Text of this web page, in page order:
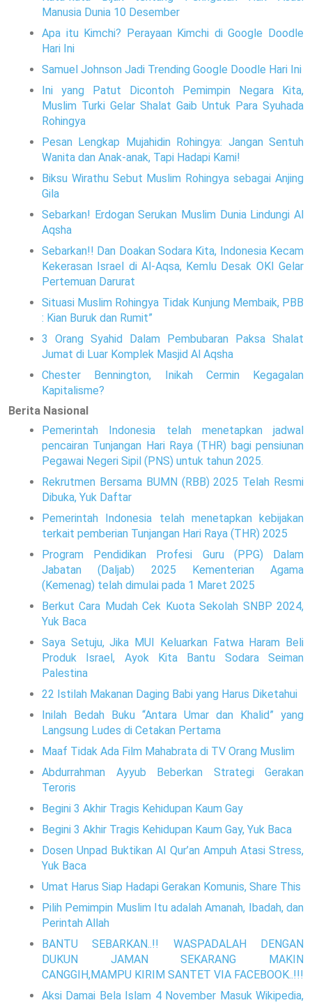
Manusia Dunia 10 Desember
Apa itu Kimchi? Perayaan Kimchi di Google Doodle
Hari Ini
Samuel Johnson Jadi Trending Google Doodle Hari Ini
Ini yang Patut Dicontoh Pemimpin Negara Kita,
Muslim Turki Gelar Shalat Gaib Untuk Para Syuhada
Rohingya
Pesan Lengkap Mujahidin Rohingya: Jangan Sentuh
Wanita dan Anak-anak, Tapi Hadapi Kami!
Biksu Wirathu Sebut Muslim Rohingya sebagai Anjing
Gila
Sebarkan! Erdogan Serukan Muslim Dunia Lindungi Al
Aqsha
Sebarkan!! Dan Doakan Sodara Kita, Indonesia Kecam
Kekerasan Israel di Al-Aqsa, Kemlu Desak OKI Gelar
Pertemuan Darurat
Situasi Muslim Rohingya Tidak Kunjung Membaik, PBB
: Kian Buruk dan Rumit”
3 Orang Syahid Dalam Pembubaran Paksa Shalat
Jumat di Luar Komplek Masjid Al Aqsha
Chester Bennington, Inikah Cermin Kegagalan
Kapitalisme?
Berita Nasional
Pemerintah Indonesia telah menetapkan jadwal
pencairan Tunjangan Hari Raya (THR) bagi pensiunan
Pegawai Negeri Sipil (PNS) untuk tahun 2025.
Rekrutmen Bersama BUMN (RBB) 2025 Telah Resmi
Dibuka, Yuk Daftar
Pemerintah Indonesia telah menetapkan kebijakan
terkait pemberian Tunjangan Hari Raya (THR) 2025
Program Pendidikan Profesi Guru (PPG) Dalam
Jabatan (Daljab) 2025 Kementerian Agama
(Kemenag) telah dimulai pada 1 Maret 2025
Berkut Cara Mudah Cek Kuota Sekolah SNBP 2024,
Yuk Baca
Saya Setuju, Jika MUI Keluarkan Fatwa Haram Beli
Produk Israel, Ayok Kita Bantu Sodara Seiman
Palestina
22 Istilah Makanan Daging Babi yang Harus Diketahui
Inilah Bedah Buku “Antara Umar dan Khalid” yang
Langsung Ludes di Cetakan Pertama
Maaf Tidak Ada Film Mahabrata di TV Orang Muslim
Abdurrahman Ayyub Beberkan Strategi Gerakan
Teroris
Begini 3 Akhir Tragis Kehidupan Kaum Gay
Begini 3 Akhir Tragis Kehidupan Kaum Gay, Yuk Baca
Dosen Unpad Buktikan Al Qur’an Ampuh Atasi Stress,
Yuk Baca
Umat Harus Siap Hadapi Gerakan Komunis, Share This
Pilih Pemimpin Muslim Itu adalah Amanah, Ibadah, dan
Perintah Allah
BANTU SEBARKAN..!! WASPADALAH DENGAN
DUKUN JAMAN SEKARANG MAKIN
CANGGIH,MAMPU KIRIM SANTET VIA FACEBOOK..!!!
Aksi Damai Bela Islam 4 November Masuk Wikipedia,